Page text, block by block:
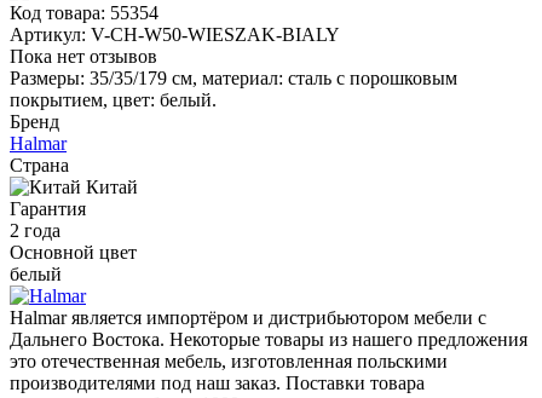
Код товара: 55354
Артикул: V-CH-W50-WIESZAK-BIALY
Пока нет отзывов
Размеры: 35/35/179 см, материал: сталь с порошковым
покрытием, цвет: белый.
Бренд
Halmar
Страна
Китай
Гарантия
2 года
Основной цвет
белый
Halmar является импортёром и дистрибьютором мебели с
Дальнего Востока. Некоторые товары из нашего предложения
это отечественная мебель, изготовленная польскими
производителями под наш заказ. Поставки товара